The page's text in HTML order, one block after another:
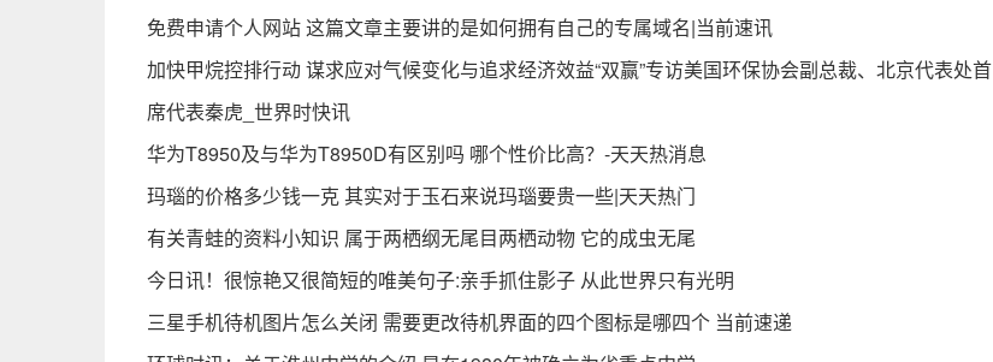
免费申请个人网站 这篇文章主要讲的是如何拥有自己的专属域名|当前速讯
加快甲烷控排行动 谋求应对气候变化与追求经济效益“双赢”专访美国环保协会副总裁、北京代表处首
席代表秦虎_世界时快讯
华为T8950及与华为T8950D有区别吗 哪个性价比高？-天天热消息
玛瑙的价格多少钱一克 其实对于玉石来说玛瑙要贵一些|天天热门
有关青蛙的资料小知识 属于两栖纲无尾目两栖动物 它的成虫无尾
今日讯！很惊艳又很简短的唯美句子:亲手抓住影子 从此世界只有光明
三星手机待机图片怎么关闭 需要更改待机界面的四个图标是哪四个 当前速递